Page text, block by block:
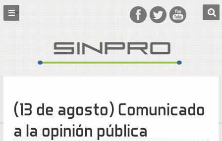
(13 de agosto) Comunicado
a la opinión pública